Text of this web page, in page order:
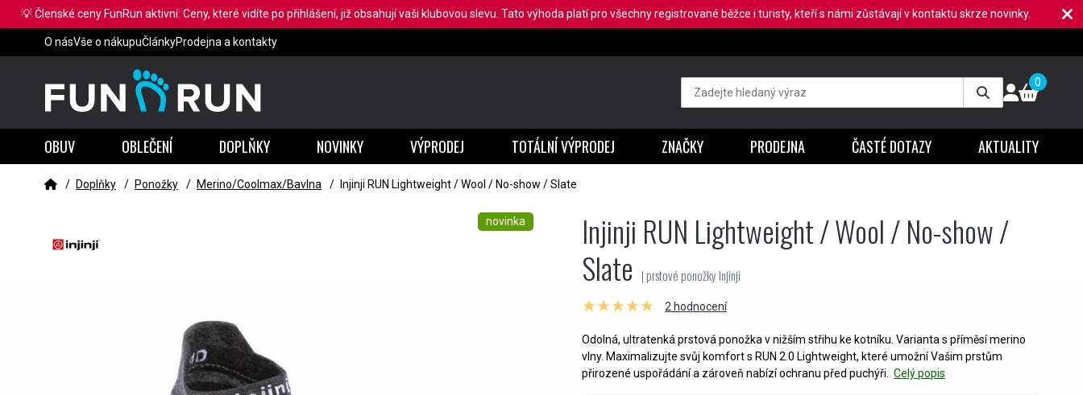
O násVše o nákupuČlánkyProdejna a kontakty
0
OBUV OBLEČENÍ DOPLŇKY NOVINKY VÝPRODEJ TOTÁLNÍ VÝPRODEJ ZNAČKY PRODEJNA ČASTÉ DOTAZY AKTUALITY
/ Doplňky / Ponožky / Merino/Coolmax/Bavlna / Injinji RUN Lightweight / Wool / No-show / Slate
novinka
Injinji RUN Lightweight / Wool / No-show /
Slate | prstové ponožky Injinji
2 hodnocení
Odolná, ultratenká prstová ponožka v nižším střihu ke kotníku. Varianta s příměsí merino
vlny. Maximalizujte svůj komfort s RUN 2.0 Lightweight, které umožní Vašim prstům
přirozené uspořádání a zároveň nabízí ochranu před puchýři.
Celý popis
💡 Členské ceny FunRun aktivní: Ceny, které vidíte po přihlášení, již obsahují vaši klubovou slevu. Tato výhoda platí pro všechny registrované běžce i turisty, kteří s námi zůstávají v kontaktu skrze novinky.